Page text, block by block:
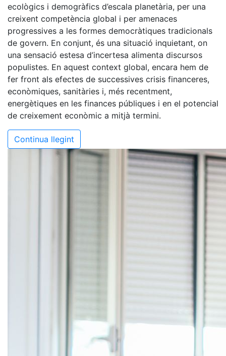
ecològics i demogràfics d’escala planetària, per una
creixent competència global i per amenaces
progressives a les formes democràtiques tradicionals
de govern. En conjunt, és una situació inquietant, on
una sensació estesa d’incertesa alimenta discursos
populistes. En aquest context global, encara hem de
fer front als efectes de successives crisis financeres,
econòmiques, sanitàries i, més recentment,
energètiques en les finances públiques i en el potencial
de creixement econòmic a mitjà termini.
Continua llegint